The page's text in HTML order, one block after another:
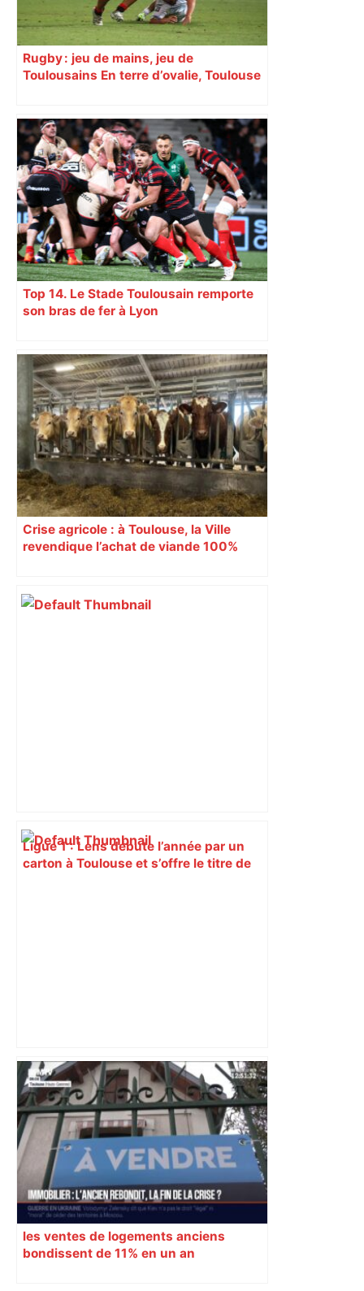
Rugby : jeu de mains, jeu de
Toulousains En terre d’ovalie, Toulouse
revendiquant surtout son art du jeu en
mouvement, vif et spectaculaire.
Décryptage. Série (4 / 10)
Top 14. Le Stade Toulousain remporte
son bras de fer à Lyon
Crise agricole : à Toulouse, la Ville
revendique l’achat de viande 100%
Ligue 1 : Lens débute l’année par un
carton à Toulouse et s’offre le titre de
Top 14 : Perpignan mate le leader
Toulouse et quitte la dernière place –
lanouvellerepublique.fr
les ventes de logements anciens
bondissent de 11% en un an